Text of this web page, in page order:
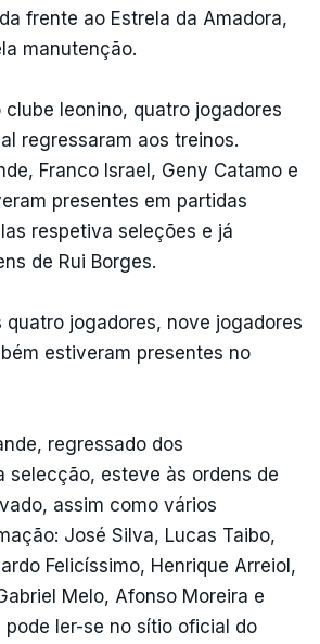
frente ao Estrela da Amadora,
manutenção.
clube leonino, quatro jogadores
regressaram aos treinos.
Franco Israel, Geny Catamo e
presentes em partidas
respetiva seleções e já
de Rui Borges.
quatro jogadores, nove jogadores
estiveram presentes no
regressado dos
selecção, esteve às ordens de
assim como vários
José Silva, Lucas Taibo,
Felicíssimo, Henrique Arreiol,
Melo, Afonso Moreira e
pode ler-se no sítio oficial do